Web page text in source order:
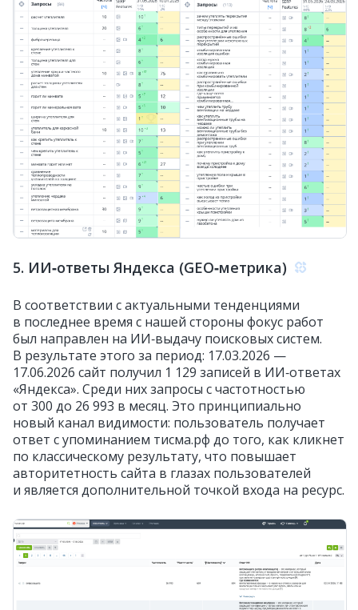
5. ИИ‑ответы Яндекса (GEO‑метрика)
В соответствии с актуальными тенденциями
в последнее время с нашей стороны фокус работ
был направлен на ИИ‑выдачу поисковых систем.
В результате этого за период: 17.03.2026 —
17.06.2026 сайт получил 1 129 записей в ИИ‑ответах
«Яндекса». Среди них запросы с частотностью
от 300 до 26 993 в месяц. Это принципиально
новый канал видимости: пользователь получает
ответ с упоминанием тисма.рф до того, как кликнет
по классическому результату, что повышает
авторитетность сайта в глазах пользователей
и является дополнительной точкой входа на ресурс.